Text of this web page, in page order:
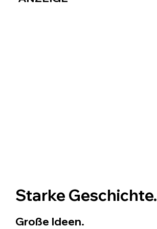
Starke Geschichte.
Große Ideen.